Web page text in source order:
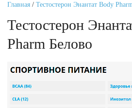
Главная / Тестостерон Энантат Body
Тестостерон
Pharm Белово